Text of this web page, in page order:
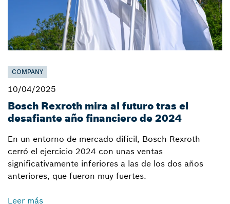
COMPANY
10/04/2025
Bosch Rexroth mira al futuro tras el
desafiante año financiero de 2024
En un entorno de mercado difícil, Bosch Rexroth
cerró el ejercicio 2024 con unas ventas
significativamente inferiores a las de los dos años
anteriores, que fueron muy fuertes.
Leer más